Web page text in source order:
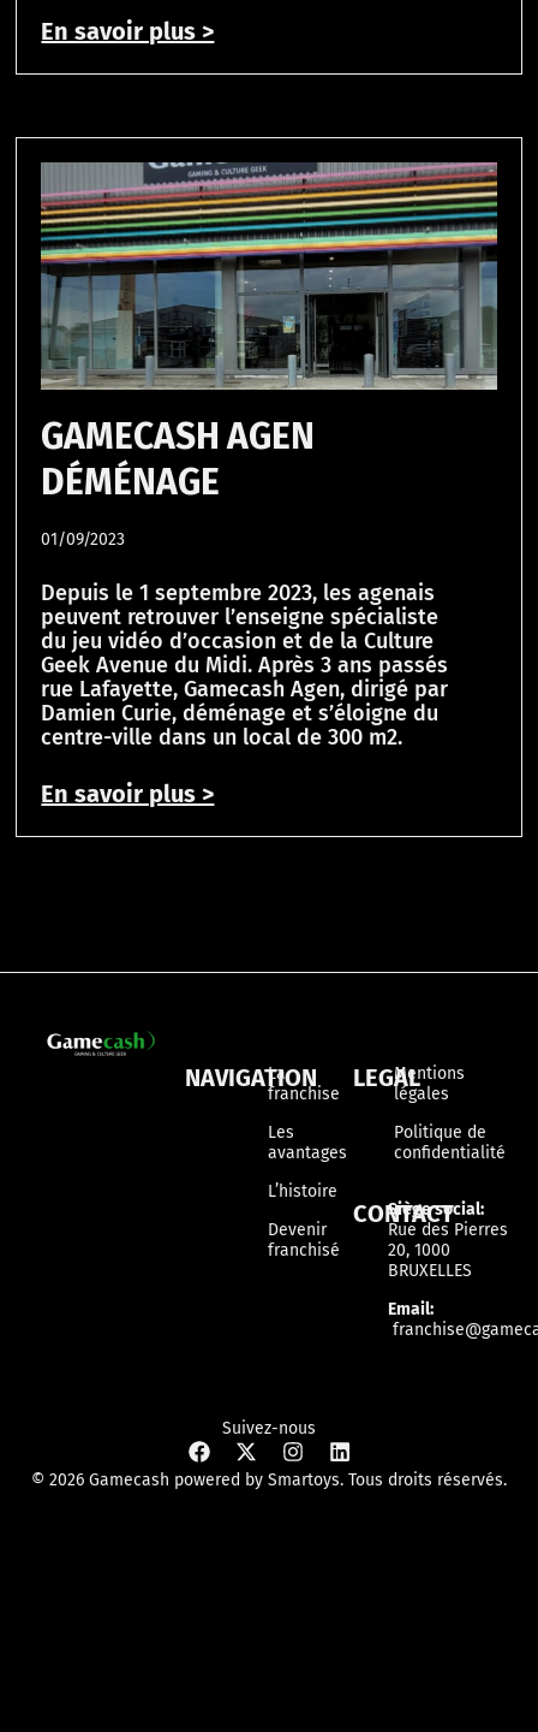
En savoir plus >
GAMECASH AGEN
DÉMÉNAGE
01/09/2023
Depuis le 1 septembre 2023, les agenais
peuvent retrouver l’enseigne spécialiste
du jeu vidéo d’occasion et de la Culture
Geek Avenue du Midi. Après 3 ans passés
rue Lafayette, Gamecash Agen, dirigé par
Damien Curie, déménage et s’éloigne du
centre-ville dans un local de 300 m2.
En savoir plus >
NAVIGATION
La
franchise
Les
avantages
L’histoire
Devenir
franchisé
LEGALMentions
légales
Politique de
confidentialité
CONTACT
Siège social:
Rue des Pierres
20, 1000
BRUXELLES
Email:
Suivez-nous
© 2026 Gamecash powered by Smartoys. Tous droits réservés.